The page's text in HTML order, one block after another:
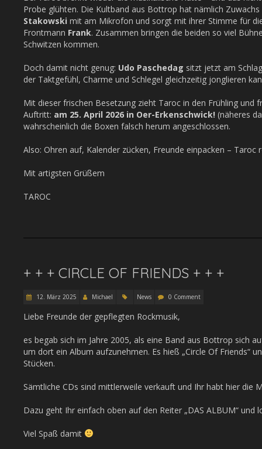
Probe glühten. Die Kultband aus Bottrop hat nämlich
Stakowski mit am Mikrofon und sorgt mit ihrer Stimme für
Frontmann Frank. Zusammen bringen die beiden so viel
Schwitzen kommen.
Doch damit nicht genug: Udo Paschedag sitzt jetzt am
der Taktgefühl, Charme und Schlegel gleichzeitig jonglieren
Mit dieser frischen Besetzung zieht Taroc in den Frühling und
Auftritt: am 25. April 2026 in Oer-Erkenschwick! (näheres
wahrscheinlich die Boxen falsch herum angeschlossen.
Also: Ohren auf, Kalender zücken, Freunde einpacken –
Mit artigsten Grüßem
TAROC
+ + + CIRCLE OF FRIENDS + + +
12. März 2025 Michael News 0 Comment
Liebe Freunde der gepflegten Rockmusik,
es begab sich im Jahre 2005, als eine Band aus Bottrop sich
um dort ein Album aufzunehmen. Es hieß „Circle Of Friends“
Stücken.
Sämtliche CDs sind mittlerweile verkauft und Ihr habt hier die
Dazu geht Ihr einfach oben auf den Reiter „DAS ALBUM“ und
Viel Spaß damit